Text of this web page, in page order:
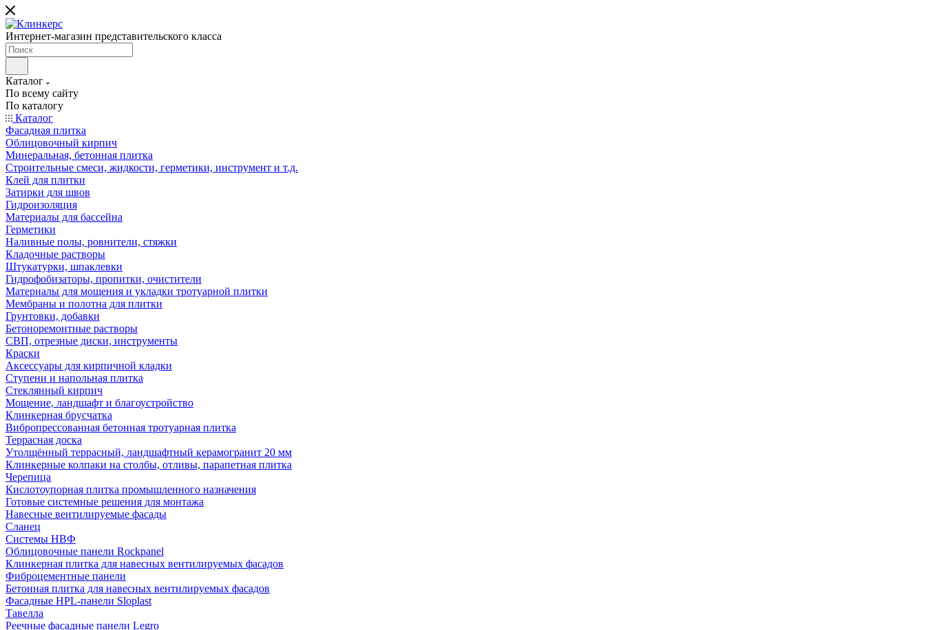
Интернет-магазин представительского класса
Каталог
По всему сайту
По каталогу
Каталог
Фасадная плитка
Облицовочный кирпич
Минеральная, бетонная плитка
Строительные смеси, жидкости, герметики, инструмент и т.д.
Клей для плитки
Затирки для швов
Гидроизоляция
Материалы для бассейна
Герметики
Наливные полы, ровнители, стяжки
Кладочные растворы
Штукатурки, шпаклевки
Гидрофобизаторы, пропитки, очистители
Материалы для мощения и укладки тротуарной плитки
Мембраны и полотна для плитки
Грунтовки, добавки
Бетоноремонтные растворы
СВП, отрезные диски, инструменты
Краски
Аксессуары для кирпичной кладки
Ступени и напольная плитка
Cтеклянный кирпич
Мощение, ландшафт и благоустройство
Клинкерная брусчатка
Вибропрессованная бетонная тротуарная плитка
Террасная доска
Утолщённый террасный, ландшафтный керамогранит 20 мм
Клинкерные колпаки на столбы, отливы, парапетная плитка
Черепица
Кислотоупорная плитка промышленного назначения
Готовые системные решения для монтажа
Навесные вентилируемые фасады
Сланец
Системы НВФ
Облицовочные панели Rockpanel
Клинкерная плитка для навесных вентилируемых фасадов
Фиброцементные панели
Бетонная плитка для навесных вентилируемых фасадов
Фасадные HPL-панели Sloplast
Тавелла
Реечные фасадные панели Legro